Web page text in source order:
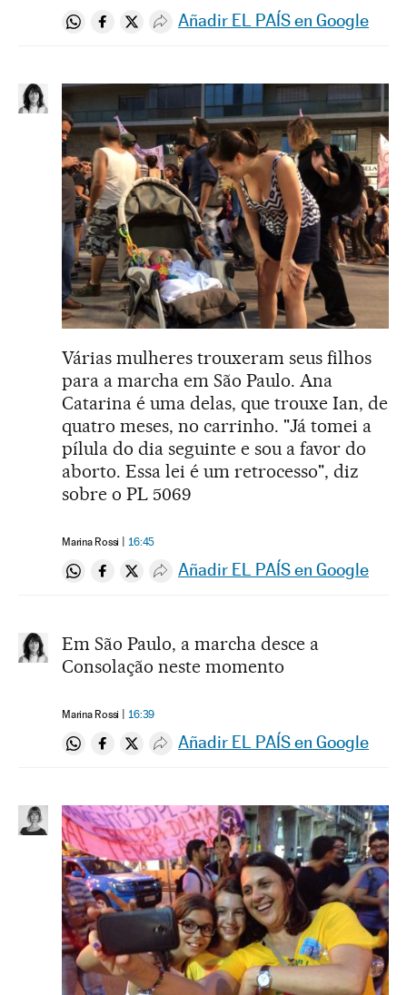
Compartir en Whatsapp
Compartir en Facebook
Compartir en Twitter
Desplegar Redes Sociales
Añadir EL PAÍS en Google
Várias mulheres trouxeram seus filhos
para a marcha em São Paulo. Ana
Catarina é uma delas, que trouxe Ian, de
quatro meses, no carrinho. "Já tomei a
pílula do dia seguinte e sou a favor do
aborto. Essa lei é um retrocesso", diz
sobre o PL 5069
Marina Rossi 16:45
Compartir en Whatsapp
Compartir en Facebook
Compartir en Twitter
Desplegar Redes Sociales
Añadir EL PAÍS en Google
Em São Paulo, a marcha desce a
Consolação neste momento
Marina Rossi 16:39
Compartir en Whatsapp
Compartir en Facebook
Compartir en Twitter
Desplegar Redes Sociales
Añadir EL PAÍS en Google